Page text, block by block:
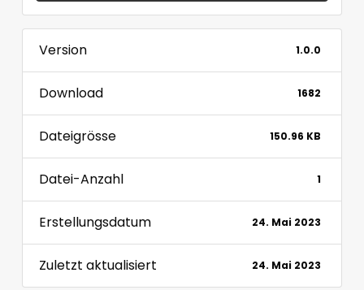
Version 1.0.0
Download 1682
Dateigrösse 150.96 KB
Datei-Anzahl 1
Erstellungsdatum 24. Mai 2023
Zuletzt aktualisiert 24. Mai 2023